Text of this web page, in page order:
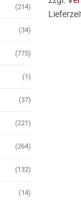
(214)
(34)
(775)
(1)
(37)
(221)
(264)
(132)
(14)